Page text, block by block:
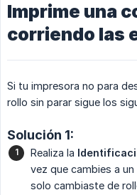
Imprime una
corriendo las
Si tu impresora no para
rollo sin parar sigue los
Solución 1:
Realiza la
vez que cambies a
solo cambiaste de